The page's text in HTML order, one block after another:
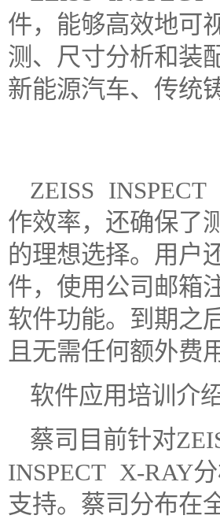
件，能够高效地可
测、尺寸分析和装
新能源汽车、传统
ZEISS
作效率，还确保了
的理想选择。用户
件，使用公司邮箱
软件功能。到期之
且无需任何额外费
软件应用培训介
蔡司目前针对
INSPECT X-RAY
支持。蔡司分布在